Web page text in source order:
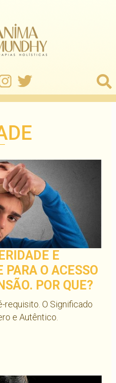
E
O ACESSO
POR QUE?
requisito. O Significado
e Autêntico.